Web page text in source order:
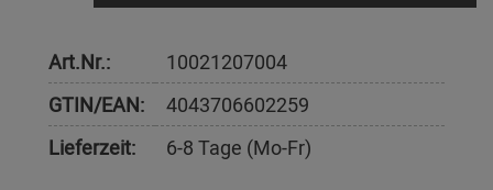
Art.Nr.:
10021207004
GTIN/EAN:
4043706602259
Lieferzeit:
6-8 Tage (Mo-Fr)